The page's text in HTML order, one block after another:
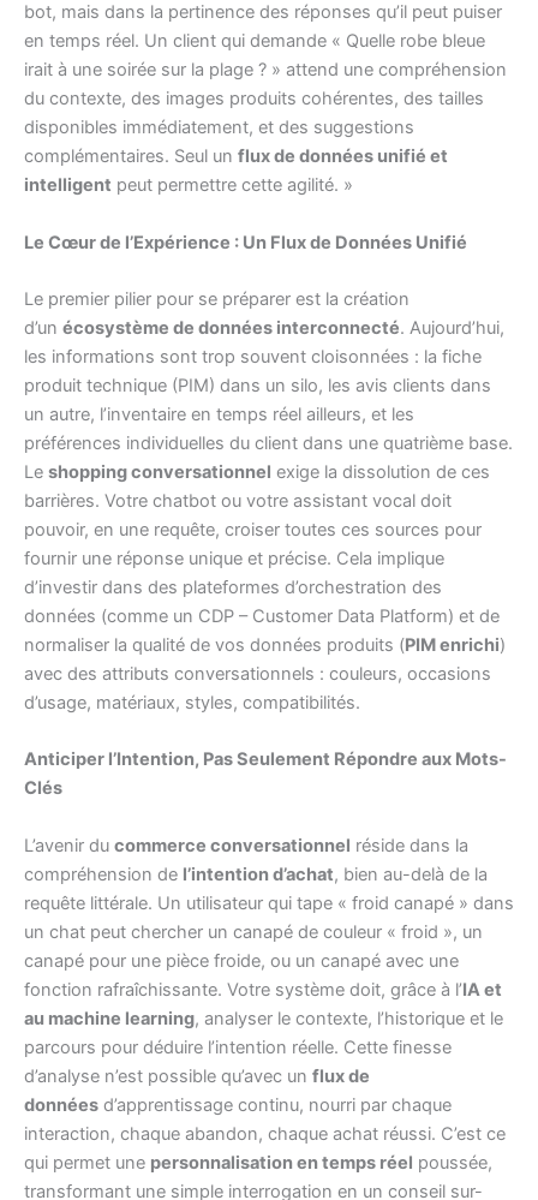
bot, mais dans la pertinence des réponses qu’il peut puiser
en temps réel. Un client qui demande « Quelle robe bleue
irait à une soirée sur la plage ? » attend une compréhension
du contexte, des images produits cohérentes, des tailles
disponibles immédiatement, et des suggestions
complémentaires. Seul un flux de données unifié et
intelligent peut permettre cette agilité. »
Le Cœur de l’Expérience : Un Flux de Données Unifié
Le premier pilier pour se préparer est la création
d’un écosystème de données interconnecté. Aujourd’hui,
les informations sont trop souvent cloisonnées : la fiche
produit technique (PIM) dans un silo, les avis clients dans
un autre, l’inventaire en temps réel ailleurs, et les
préférences individuelles du client dans une quatrième base.
Le shopping conversationnel exige la dissolution de ces
barrières. Votre chatbot ou votre assistant vocal doit
pouvoir, en une requête, croiser toutes ces sources pour
fournir une réponse unique et précise. Cela implique
d’investir dans des plateformes d’orchestration des
données (comme un CDP – Customer Data Platform) et de
normaliser la qualité de vos données produits (PIM enrichi)
avec des attributs conversationnels : couleurs, occasions
d’usage, matériaux, styles, compatibilités.
Anticiper l’Intention, Pas Seulement Répondre aux Mots-
Clés
L’avenir du commerce conversationnel réside dans la
compréhension de l’intention d’achat, bien au-delà de la
requête littérale. Un utilisateur qui tape « froid canapé » dans
un chat peut chercher un canapé de couleur « froid », un
canapé pour une pièce froide, ou un canapé avec une
fonction rafraîchissante. Votre système doit, grâce à l’IA et
au machine learning, analyser le contexte, l’historique et le
parcours pour déduire l’intention réelle. Cette finesse
d’analyse n’est possible qu’avec un flux de
données d’apprentissage continu, nourri par chaque
interaction, chaque abandon, chaque achat réussi. C’est ce
qui permet une personnalisation en temps réel poussée,
transformant une simple interrogation en un conseil sur-